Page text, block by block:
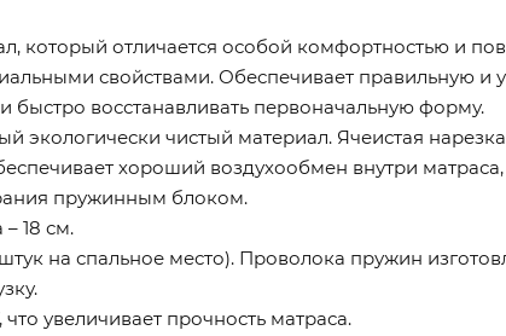
который отличается особой комфортностью и
свойствами. Обеспечивает правильную
восстанавливать первоначальную форму.
экологически чистый материал. Ячеистая
хороший воздухообмен внутри
пружинным блоком.
18 см.
на спальное место). Проволока пружин
увеличивает прочность матраса.